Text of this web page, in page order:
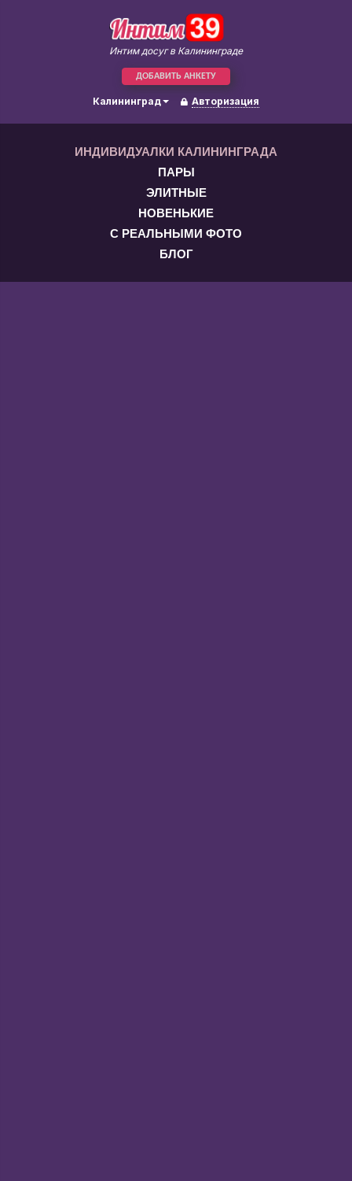
Интим досуг в Калининграде
ДОБАВИТЬ АНКЕТУ
Калининград Авторизация
ИНДИВИДУАЛКИ КАЛИНИНГРАДА
ПАРЫ
ЭЛИТНЫЕ
НОВЕНЬКИЕ
С РЕАЛЬНЫМИ ФОТО
БЛОГ